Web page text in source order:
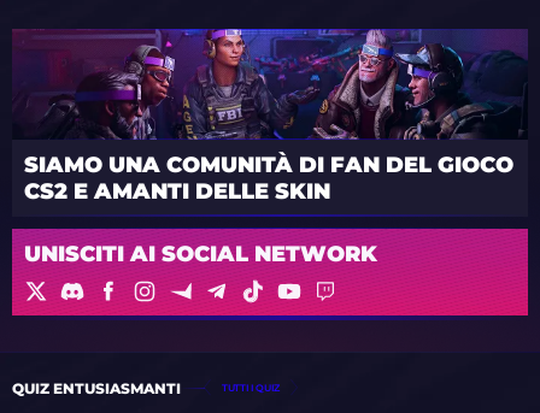
SIAMO UNA COMUNITÀ DI FAN DEL GIOCO
CS2 E AMANTI DELLE SKIN
UNISCITI AI SOCIAL NETWORK
QUIZ ENTUSIASMANTI TUTTI I QUIZ